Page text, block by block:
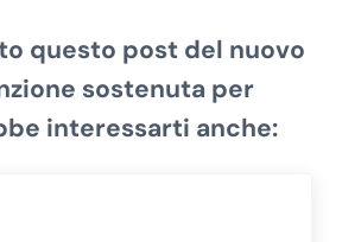
questo post del nuovo
sostenuta per
interessarti anche:​